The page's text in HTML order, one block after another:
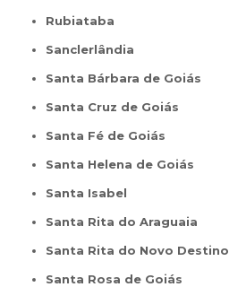
Rubiataba
Sanclerlândia
Santa Bárbara de Goiás
Santa Cruz de Goiás
Santa Fé de Goiás
Santa Helena de Goiás
Santa Isabel
Santa Rita do Araguaia
Santa Rita do Novo Destino
Santa Rosa de Goiás